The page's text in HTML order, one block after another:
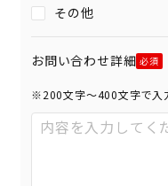
その他
お問い合わせ詳細
※200文字〜400文字で入